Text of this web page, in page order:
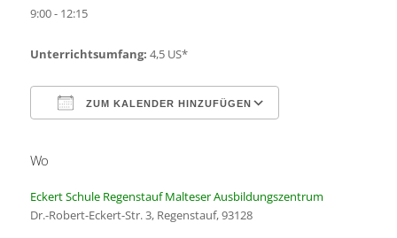
9:00 - 12:15
Unterrichtsumfang: 4,5 US*
ZUM KALENDER HINZUFÜGEN
Wo
Eckert Schule Regenstauf Malteser Ausbildungszentrum
Dr.-Robert-Eckert-Str. 3, Regenstauf, 93128